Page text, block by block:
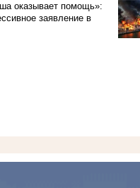
оказывает помощь»:
заявление в